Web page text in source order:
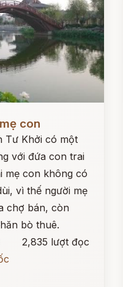
con
Tư Khởi có một
với đứa con trai
mẹ con không có
vì thế người mẹ
chợ bán, còn
bò thuê.
2,835 lượt đọc